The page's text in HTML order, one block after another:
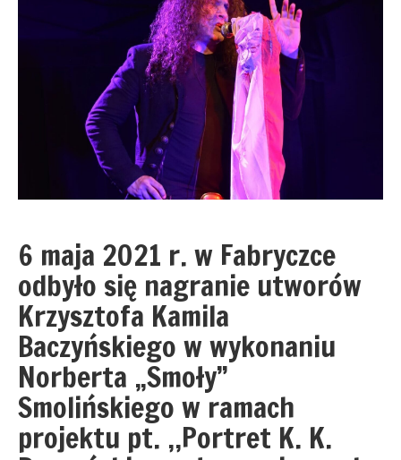
6 maja 2021 r. w Fabryczce
odbyło się nagranie utworów
Krzysztofa Kamila
Baczyńskiego w wykonaniu
Norberta „Smoły”
Smolińskiego w ramach
projektu pt. ,,Portret K. K.